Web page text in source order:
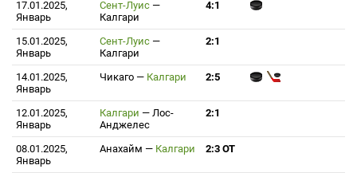
17.01.2025,
Январь
Сент-Луис —
Калгари
4:1
15.01.2025,
Январь
Сент-Луис —
Калгари
2:1
14.01.2025,
Январь
Чикаго — Калгари 2:5
12.01.2025,
Январь
Калгари — Лос-
Анджелес
2:1
08.01.2025,
Январь
Анахайм — Калгари 2:3 ОТ